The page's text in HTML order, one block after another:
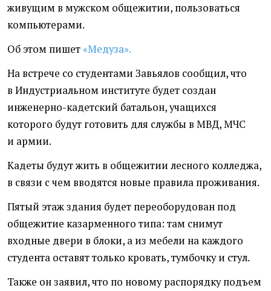
живущим в мужском общежитии, пользоваться
компьютерами.
Об этом пишет«Медуза».
На встрече со студентами Завьялов сообщил, что
в Индустриальном институте будет создан
инженерно-кадетский батальон, учащихся
которого будут готовить для службы в МВД, МЧС
и армии.
Кадеты будут жить в общежитии лесного колледжа,
в связи с чем вводятся новые правила проживания.
Пятый этаж здания будет переоборудован под
общежитие казарменного типа: там снимут
входные двери в блоки, а из мебели на каждого
студента оставят только кровать, тумбочку и стул.
Также он заявил, что по новому распорядку подъем